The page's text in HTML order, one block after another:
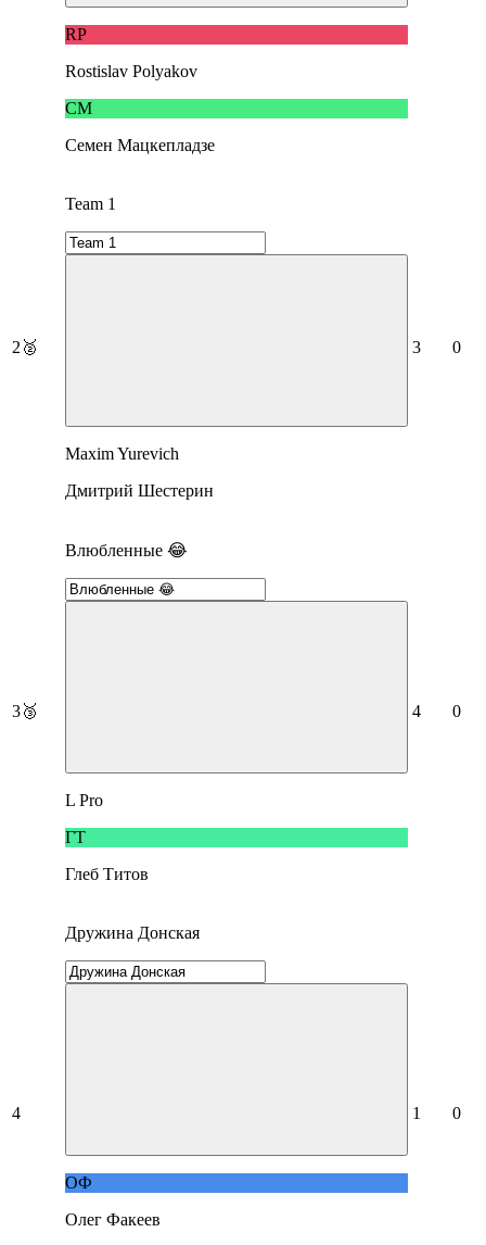
RP
Rostislav Polyakov
СМ
Семен Мацкепладзе
2 🥈
Team 1
Maxim Yurevich
Дмитрий Шестерин
3 0
3🥉
Влюбленные 😂
L Pro
ГТ
Глеб Титов
4 0
4
Дружина Донская
ОФ
Олег Факеев
1 0